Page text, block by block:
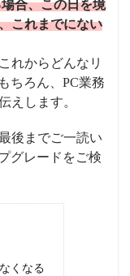
合、この日を境
これまでにない
れからどんなリ
ちろん、PC業務
えします。
後までご一読い
グレードをご検
くなる